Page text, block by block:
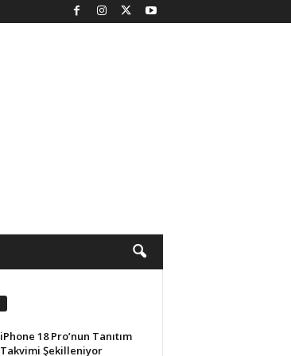
iPhone 18 Pro’nun Tanıtım
Takvimi Şekilleniyor